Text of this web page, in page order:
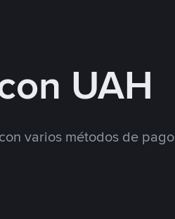
UAH
varios métodos de pago